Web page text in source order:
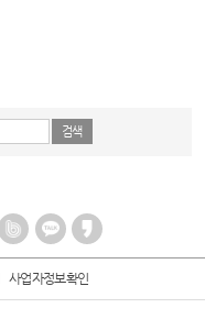
사업자정보확인